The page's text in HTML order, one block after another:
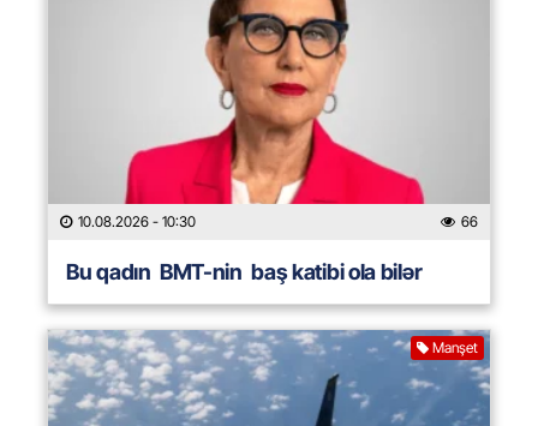
10.08.2026 - 10:30 66
Bu qadın BMT-nin baş katibi ola bilər
Manşet